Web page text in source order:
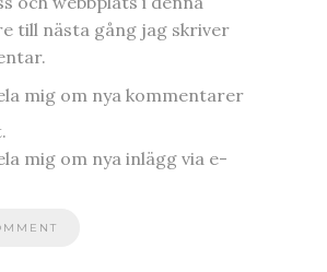
till nästa gång jag skriver
mig om nya kommentarer
mig om nya inlägg via e-